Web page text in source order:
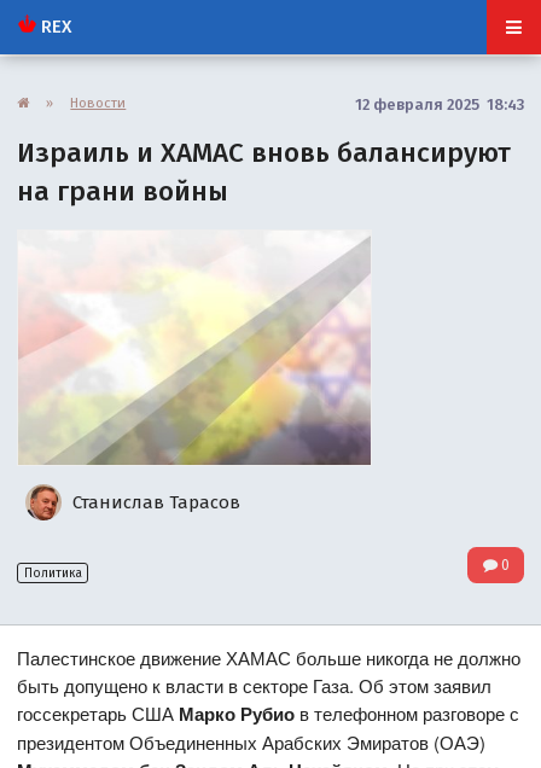
REX
» Новости 12 февраля 2025 18:43
Израиль и ХАМАС вновь балансируют
на грани войны
Станислав Тарасов
Политика 0
Палестинское движение ХАМАС больше никогда не должно
быть допущено к власти в секторе Газа. Об этом заявил
госсекретарь США Марко Рубио в телефонном разговоре с
президентом Объединенных Арабских Эмиратов (ОАЭ)